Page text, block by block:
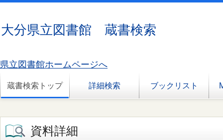
大分県立図書館 蔵書検索
県立図書館ホームページへ
蔵書検索トップ 詳細検索 ブックリスト
資料詳細